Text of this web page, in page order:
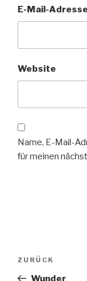
E-Mail-Adresse
Website
Name, E-Mail-
für meinen
Vorheriger
Beitrag
ZURÜCK
Wunder